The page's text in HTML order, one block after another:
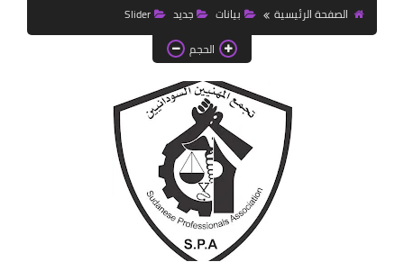
خواطر بالفصحى
خواطر قصصية
صور
علوم وبحوث
فيديو
مجرد راى
منوعات
الصفحة الرئيسية
بيانات جديد
Slider
الحجم